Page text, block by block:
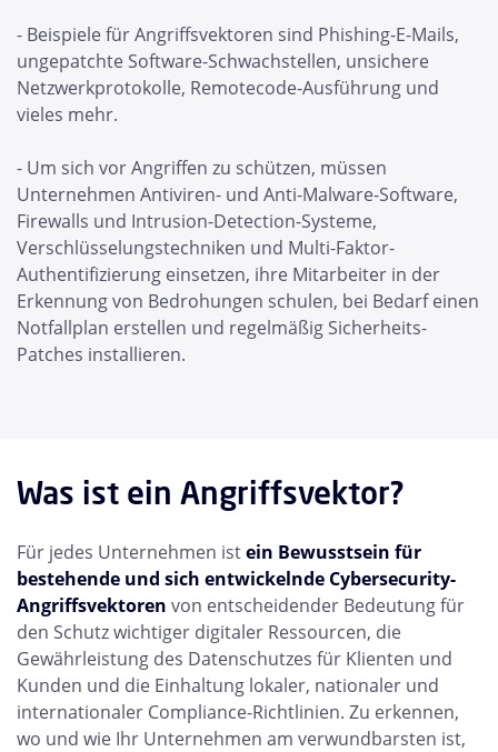
- Beispiele für Angriffsvektoren sind Phishing-E-Mails,
ungepatchte Software-Schwachstellen, unsichere
Netzwerkprotokolle, Remotecode-Ausführung und
vieles mehr.
- Um sich vor Angriffen zu schützen, müssen
Unternehmen Antiviren- und Anti-Malware-Software,
Firewalls und Intrusion-Detection-Systeme,
Verschlüsselungstechniken und Multi-Faktor-
Authentifizierung einsetzen, ihre Mitarbeiter in der
Erkennung von Bedrohungen schulen, bei Bedarf einen
Notfallplan erstellen und regelmäßig Sicherheits-
Patches installieren.
Was ist ein Angriffsvektor?
Für jedes Unternehmen istein Bewusstsein für
bestehende und sich entwickelnde Cybersecurity-
Angriffsvektoren von entscheidender Bedeutung für
den Schutz wichtiger digitaler Ressourcen, die
Gewährleistung des Datenschutzes für Klienten und
Kunden und die Einhaltung lokaler, nationaler und
internationaler Compliance-Richtlinien. Zu erkennen,
wo und wie Ihr Unternehmen am verwundbarsten ist,